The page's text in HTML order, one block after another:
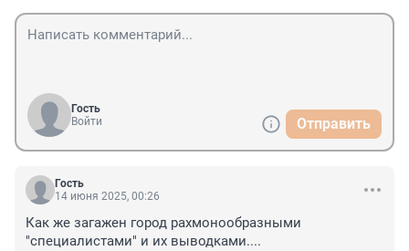
Гость
Войти
Отправить
Гость
14 июня 2025, 00:26
Как же загажен город рахмонообразными
"специалистами" и их выводками....